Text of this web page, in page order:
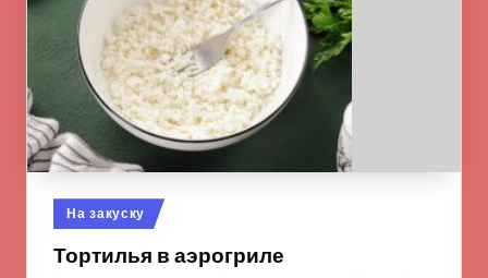
Опубликовано
в
На закуску
Тортилья в аэрогриле